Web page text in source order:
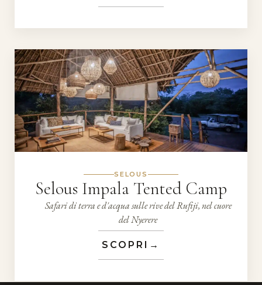
SELOUS
Selous Impala Tented Camp
Safari di terra e d'acqua sulle rive del Rufiji, nel cuore
del Nyerere
SCOPRI →